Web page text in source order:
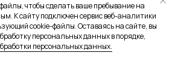
чтобы сделать ваше пребывание на
К сайту подключен сервис веб-аналитики
cookie-файлы. Оставаясь на сайте, вы
персональных данных в порядке,
персональных данных.